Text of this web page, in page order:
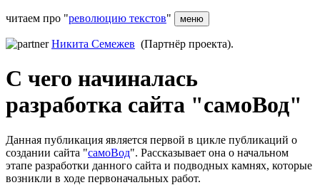
читаем про "революцию текстов" меню
Никита Семежев (Партнёр проекта).
С чего начиналась
разработка сайта "самоВод"
Данная публикация является первой в цикле публикаций о
создании сайта "самоВод". Рассказывает она о начальном
этапе разработки данного сайта и подводных камнях, которые
возникли в ходе первоначальных работ.